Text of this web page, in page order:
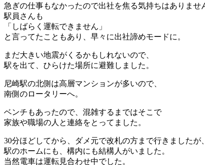
急ぎの仕事もなかったので出社を焦る気持ちはありませ
駅員さんも
「しばらく運転できません」
と言ってたこともあり、早々に出社諦めモードに。
まだ大きい地震がくるかもしれないので、
駅を出て、ひらけた場所に避難しました。
尼崎駅の北側は高層マンションが多いので、
南側のロータリーへ。
ベンチもあったので、混雑するまではそこで
家族や職場の人と連絡をとってました。
30分ほどしてから、ダメ元で改札の方まで行きましたが、
駅のホームにも、構内にも結構人がいました。
当然電車は運転見合わせ中でした。